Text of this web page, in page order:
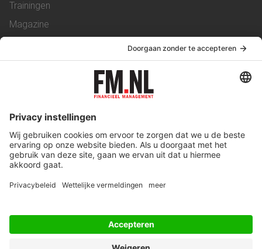
Trainingen
Magazine
Service & Contact
Werken bij ons
Privacy Statement
Algemene Voorwaarden